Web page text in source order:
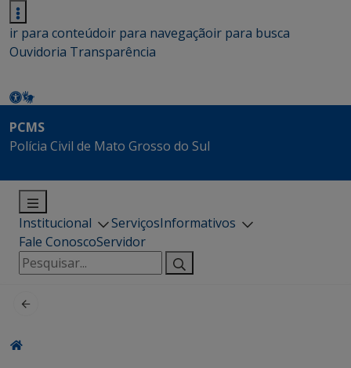
ir para conteúdoir para navegaçãoir para busca
Ouvidoria Transparência
PCMS
Polícia Civil de Mato Grosso do Sul
Institucional ServiçosInformativos
Fale ConoscoServidor
Pesquisar
por: